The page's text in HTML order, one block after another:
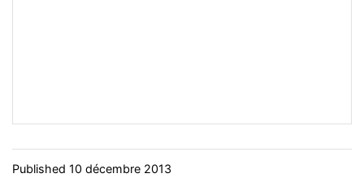
Published 10 décembre 2013